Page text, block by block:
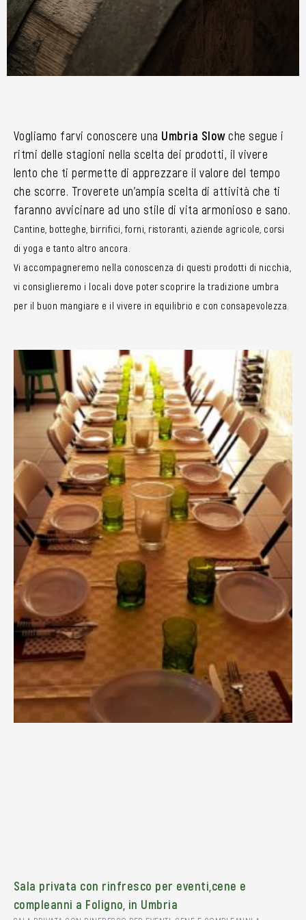
Vogliamo farvi conoscere una Umbria Slowche segue i
ritmi delle stagioni nella scelta dei prodotti, il vivere
lento che ti permette di apprezzare il valore del tempo
che scorre. Troverete un’ampia scelta di attività che ti
faranno avvicinare ad uno stile di vita armonioso e sano.
Cantine, botteghe, birrifici, forni, ristoranti, aziende agricole, corsi
di yoga e tanto altro ancora.
Vi accompagneremo nella conoscenza di questi prodotti di nicchia,
vi consiglieremo i locali dove poter scoprire la tradizione umbra
per il buon mangiare e il vivere in equilibrio e con consapevolezza.
Sala privata con rinfresco per eventi,cene e
compleanni a Foligno, in Umbria